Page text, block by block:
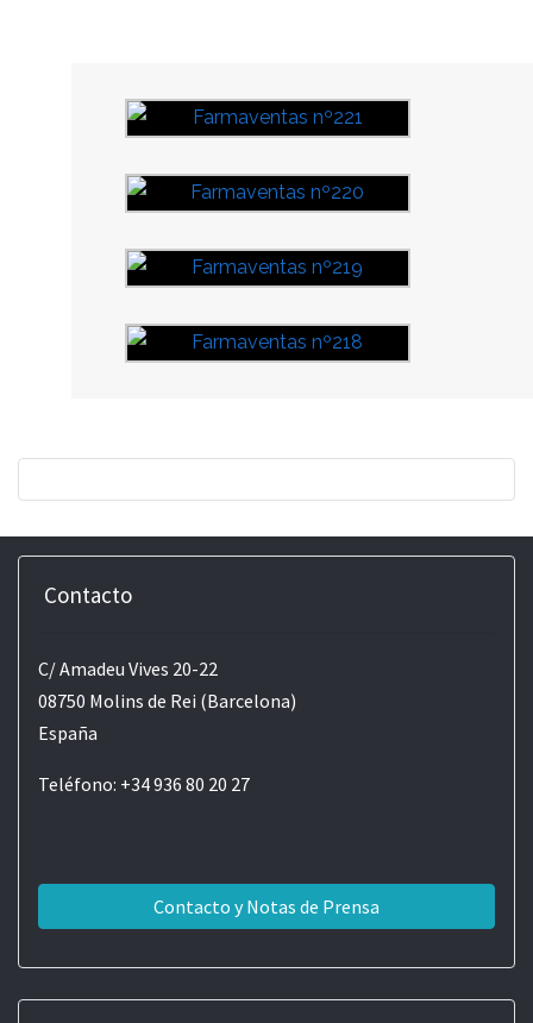
Contacto
C/ Amadeu Vives 20-22
08750 Molins de Rei (Barcelona)
España
Teléfono: +34 936 80 20 27
Contacto y Notas de Prensa